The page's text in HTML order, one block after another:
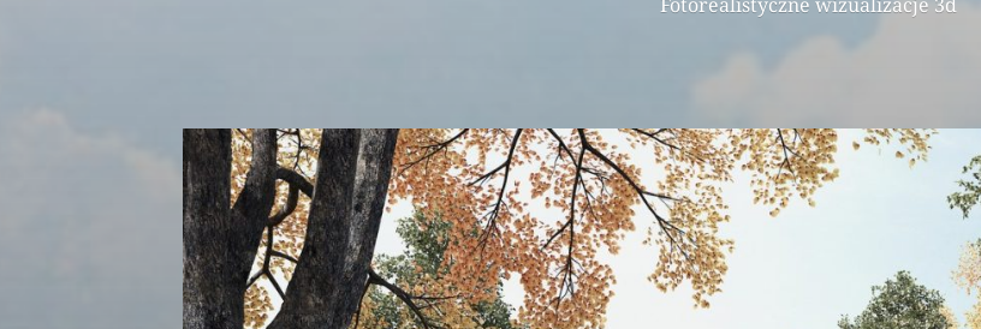
Fotorealistyczne wizualizacje 3d